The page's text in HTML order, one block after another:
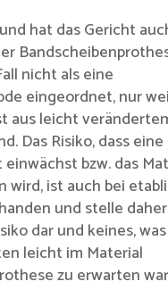
hat das Gericht
nicht als eine
eingeordnet, nur
aus leicht
Das Risiko, dass eine
bzw. das
wird, ist auch bei
und stelle
dar und keines,
leicht im Material
zu erwarten